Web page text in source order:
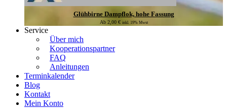
Glühbirne Dampflok, hohe Fassung
Ab 2,00 € inkl. 19% Mwst
Service
Über mich
Kooperationspartner
FAQ
Anleitungen
Terminkalender
Blog
Kontakt
Mein Konto